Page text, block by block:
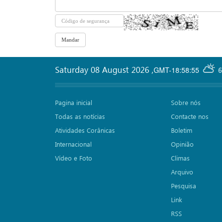
GMT-18:58:55
Saturday 08 August 2026 ,
Pagina inicial
Todas as notícias
Atividades Corânicas
Internacional
Vídeo e Foto
Sobre nós
Contacte nos
Boletim
Opinião
Climas
Arquivo
Pesquisa
Link
RSS